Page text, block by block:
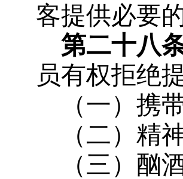
客提供必要
第二十八
员有权拒绝
（一）携
（二）精
（三）酗